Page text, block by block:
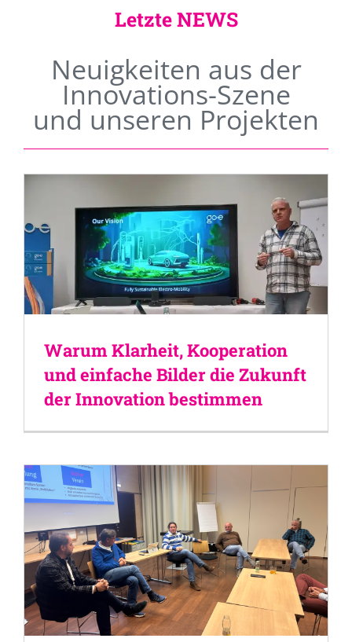
Letzte NEWS
Neuigkeiten aus der
Innovations-Szene
und unseren Projekten
Warum Klarheit, Kooperation
und einfache Bilder die Zukunft
der Innovation bestimmen